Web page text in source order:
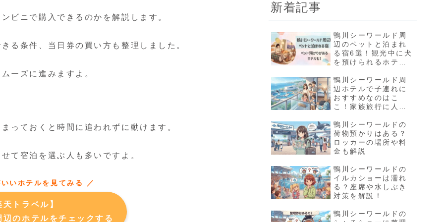
ビニで購入できるのかを解説します。
る条件、当日券の買い方も整理しました。
ーズに進みますよ。
っておくと時間に追われずに動けます。
て宿泊を選ぶ人も多いですよ。
いホテルを見てみる ／
天トラベル】
のホテルをチェックする
新着記事
鴨川シーワールド周
辺のペットと泊まれ
る宿6選！観光中に犬
を預けられるホテル
鴨川シーワールド周
辺ホテルで子連れに
おすすめなのはこ
こ！家族旅行に人気
鴨川シーワールドの
荷物預かりはある？
ロッカーの場所や料
金も解説
鴨川シーワールドの
イルカショーは濡れ
る？座席や水しぶき
対策を解説！
鴨川シーワールドの